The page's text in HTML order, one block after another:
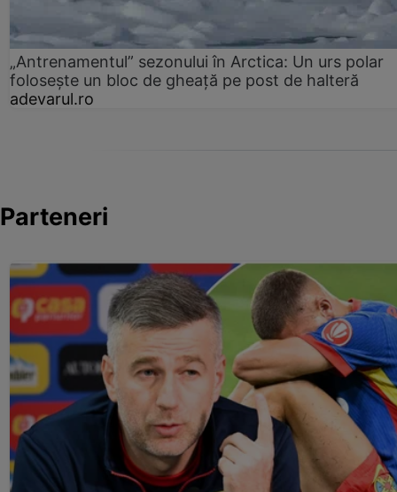
„Antrenamentul” sezonului în Arctica: Un urs polar
folosește un bloc de gheață pe post de halteră
adevarul.ro
Parteneri